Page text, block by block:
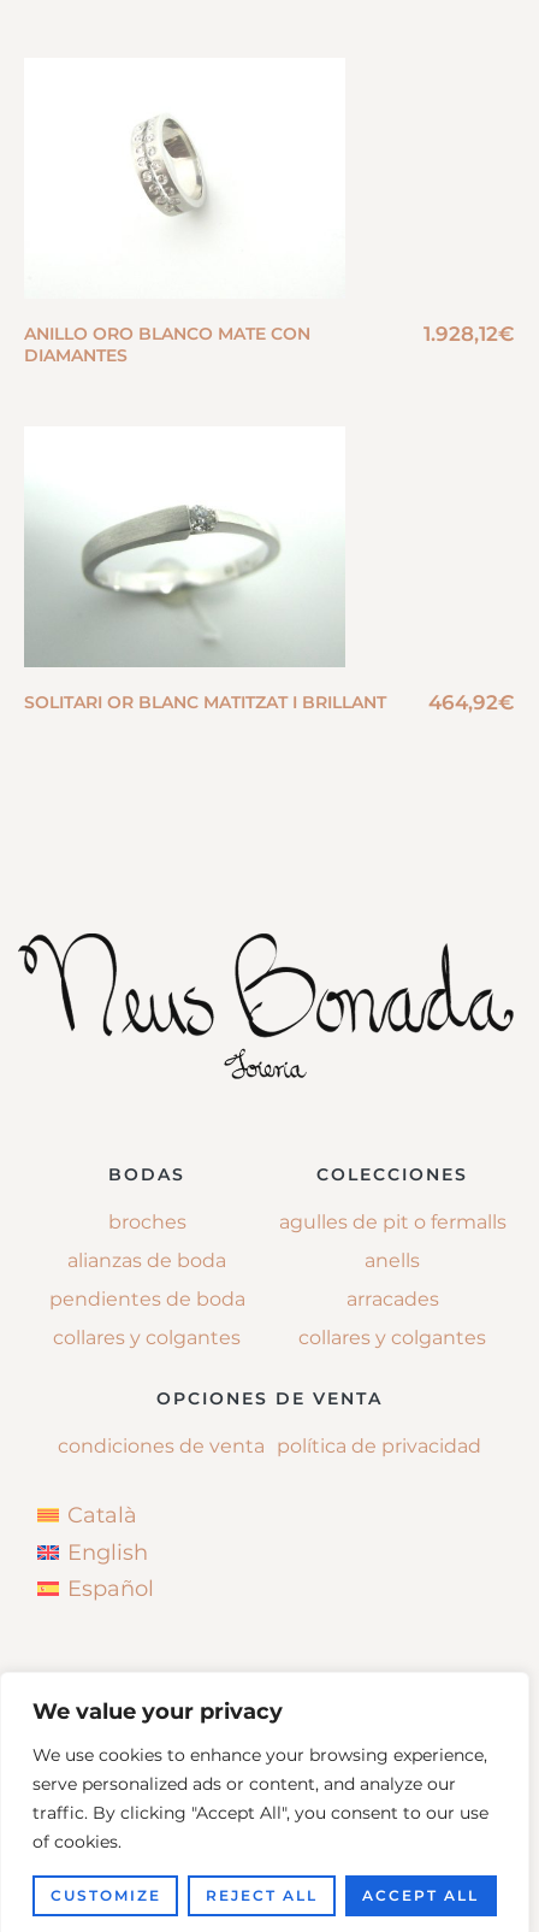
We value your privacy
We use cookies to enhance your browsing experience,
serve personalized ads or content, and analyze our
traffic. By clicking "Accept All", you consent to our use
of cookies.
CUSTOMIZE REJECT ALL ACCEPT ALL
ANILLO ORO BLANCO MATE CON
DIAMANTES
1.928,12€
SOLITARI OR BLANC MATITZAT I BRILLANT 464,92€
BODAS
broches
alianzas de boda
pendientes de boda
collares y colgantes
COLECCIONES
agulles de pit o fermalls
anells
arracades
collares y colgantes
OPCIONES DE VENTA
condiciones de venta política de privacidad
Català
English
Español
Copyright © 2026 Neus Bonada